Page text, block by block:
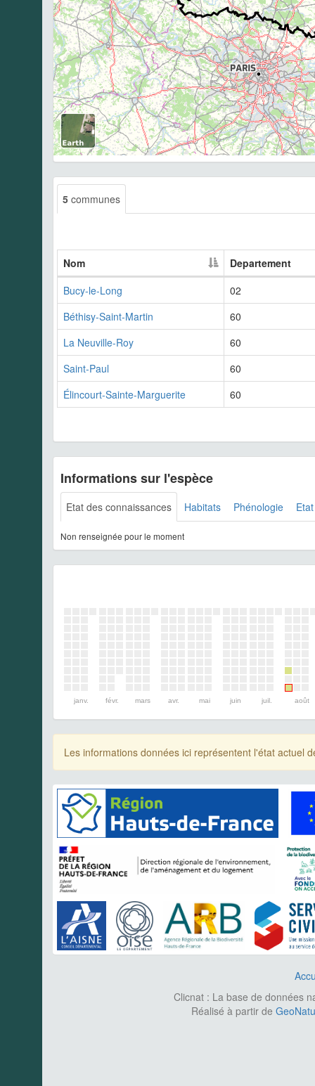
5 communes
Nom
Departement
Bucy-le-Long
02
Béthisy-Saint-Martin
60
La Neuville-Roy
60
Saint-Paul
60
Élincourt-Sainte-Marguerite
60
Informations sur l'espèce
Etat des connaissances Habitats Phénologie
Non renseignée pour le moment
janv. févr. mars avr. mai juin juil. août
Les informations données ici représentent l'état actuel
Clicnat : La base de données
Réalisé à partir de